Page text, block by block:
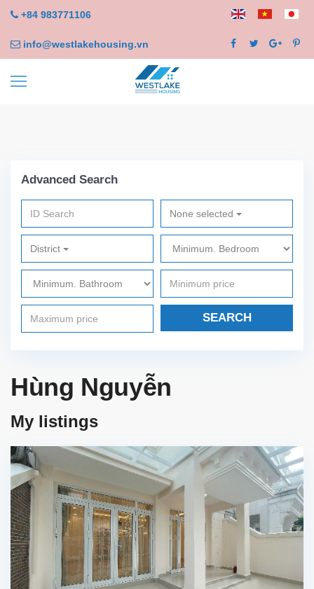
+84 983771106
info@westlakehousing.vn
Advanced Search
None selected
District
SEARCH
Hùng Nguyễn
My listings